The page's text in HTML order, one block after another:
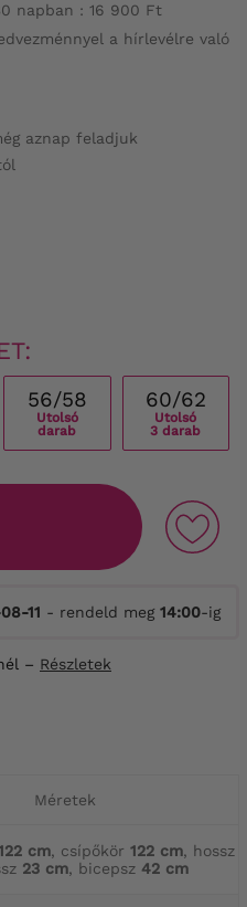
napban : 16 900 Ft
a hírlevélre való
aznap feladjuk
56/58
Utolsó
darab
60/62
Utolsó
3 darab
11 - rendeld meg 14:00-ig
– Részletek
Méretek
cm, csípőkör 122 cm, hossz
23 cm, bicepsz 42 cm